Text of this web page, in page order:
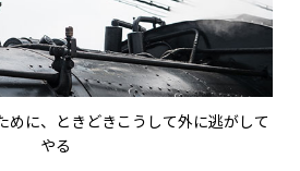
めに、ときどきこうして外に逃がして
やる